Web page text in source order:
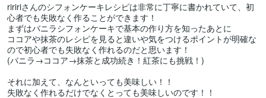
riririさんのシフォンケーキレシピは非常に丁寧に書かれていて、初
心者でも失敗なく作ることができます！
まずはバニラシフォンケーキで基本の作り方を知ったあとに
ココアや抹茶のレシピを見ると違いや気をつけるポイントが明確な
ので初心者でも失敗なく作れるのだと思います！
(バニラ→ココア→抹茶と成功続き！紅茶にも挑戦！)
それに加えて、なんといっても美味しい！！
失敗なく作れるだけでなくとっても美味しいのです！！